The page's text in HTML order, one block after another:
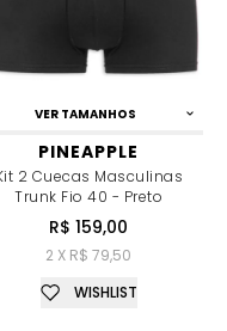
VER TAMANHOS
PINEAPPLE
2 Cuecas Masculinas
Trunk Fio 40 - Preto
R$ 159,00
2 X R$ 79,50
WISHLIST